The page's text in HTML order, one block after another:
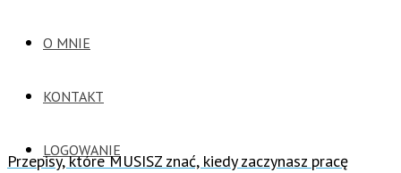
O MNIE
KONTAKT
LOGOWANIE
Przepisy, które MUSISZ znać, kiedy zaczynasz pracę